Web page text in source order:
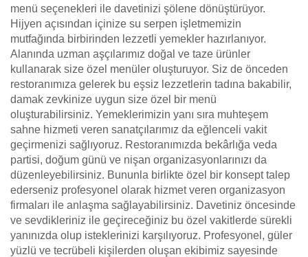
menü seçenekleri ile davetinizi şölene dönüştürüyor.
Hijyen açısından içinize su serpen işletmemizin
mutfağında birbirinden lezzetli yemekler hazırlanıyor.
Alanında uzman aşçılarımız doğal ve taze ürünler
kullanarak size özel menüler oluşturuyor. Siz de önceden
restoranımıza gelerek bu eşsiz lezzetlerin tadına bakabilir,
damak zevkinize uygun size özel bir menü
oluşturabilirsiniz. Yemeklerimizin yanı sıra muhteşem
sahne hizmeti veren sanatçılarımız da eğlenceli vakit
geçirmenizi sağlıyoruz. Restoranımızda bekârlığa veda
partisi, doğum günü ve nişan organizasyonlarınızı da
düzenleyebilirsiniz. Bununla birlikte özel bir konsept talep
ederseniz profesyonel olarak hizmet veren organizasyon
firmaları ile anlaşma sağlayabilirsiniz. Davetiniz öncesinde
ve sevdikleriniz ile geçireceğiniz bu özel vakitlerde sürekli
yanınızda olup isteklerinizi karşılıyoruz. Profesyonel, güler
yüzlü ve tecrübeli kişilerden oluşan ekibimiz sayesinde